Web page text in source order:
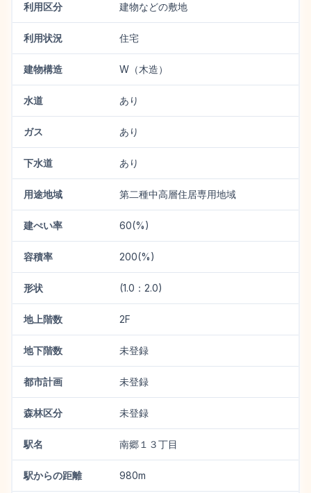
利用区分 建物などの敷地
利用状況 住宅
建物構造 W（木造）
水道 あり
ガス あり
下水道 あり
用途地域 第二種中高層住居専用地域
建ぺい率 60(%)
容積率 200(%)
形状 (1.0：2.0)
地上階数 2F
地下階数 未登録
都市計画 未登録
森林区分 未登録
駅名 南郷１３丁目
駅からの距離 980m